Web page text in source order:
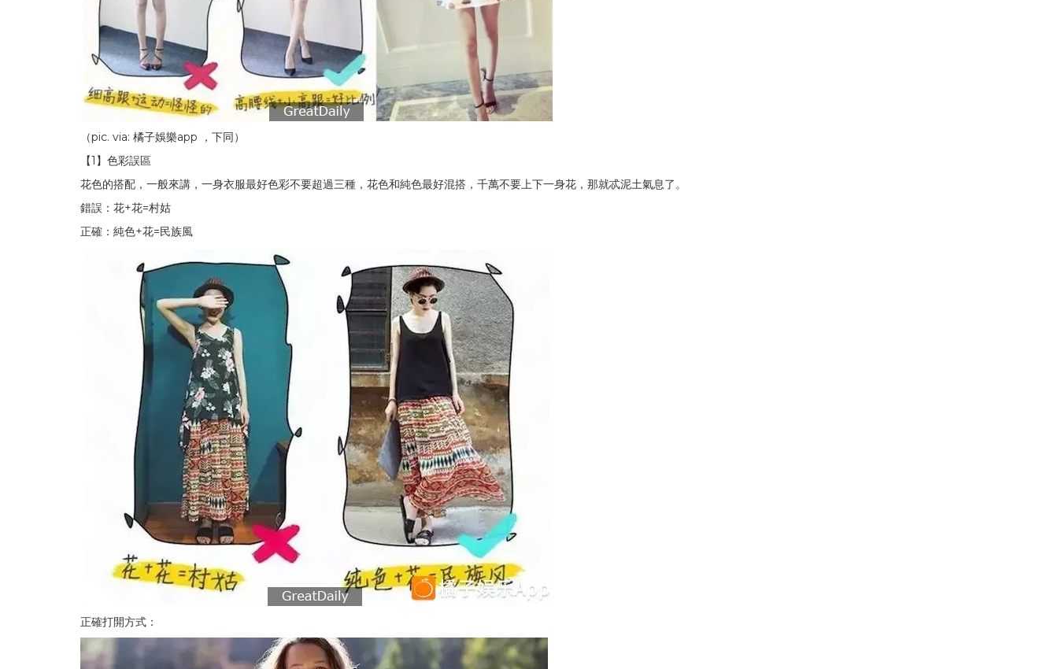
（pic. via: 橘子娛樂app ，下同）
【1】色彩誤區
花色的搭配，一般來講，一身衣服最好色彩不要超過三種，花色和純色最好混搭，千萬不要上下一身花，那就忒泥土氣息了。
錯誤：花+花=村姑
正確：純色+花=民族風
正確打開方式：